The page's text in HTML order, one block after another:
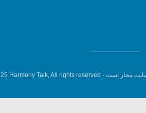
سایت مجاز است - Harmony Talk, All rights reserved.